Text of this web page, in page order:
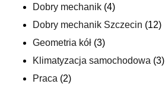
Dobry mechanik (4)
Dobry mechanik Szczecin (12)
Geometria kół (3)
Klimatyzacja samochodowa (3)
Praca (2)